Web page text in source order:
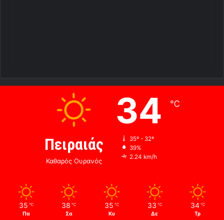
Πειραιάς
Καθαρός Ουρανός
34 ℃
35º - 32º
39%
2.24 km/h
35 ℃
Πα
38 ℃
Σα
35 ℃
Κυ
33 ℃
Δε
34 ℃
Τρ